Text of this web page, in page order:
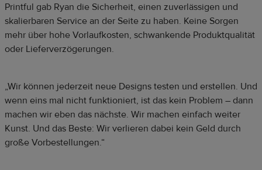
Printful gab Ryan die Sicherheit, einen zuverlässigen und
skalierbaren Service an der Seite zu haben. Keine Sorgen
mehr über hohe Vorlaufkosten, schwankende Produktqualität
oder Lieferverzögerungen.
„Wir können jederzeit neue Designs testen und erstellen. Und
wenn eins mal nicht funktioniert, ist das kein Problem – dann
machen wir eben das nächste. Wir machen einfach weiter
Kunst. Und das Beste: Wir verlieren dabei kein Geld durch
große Vorbestellungen.“